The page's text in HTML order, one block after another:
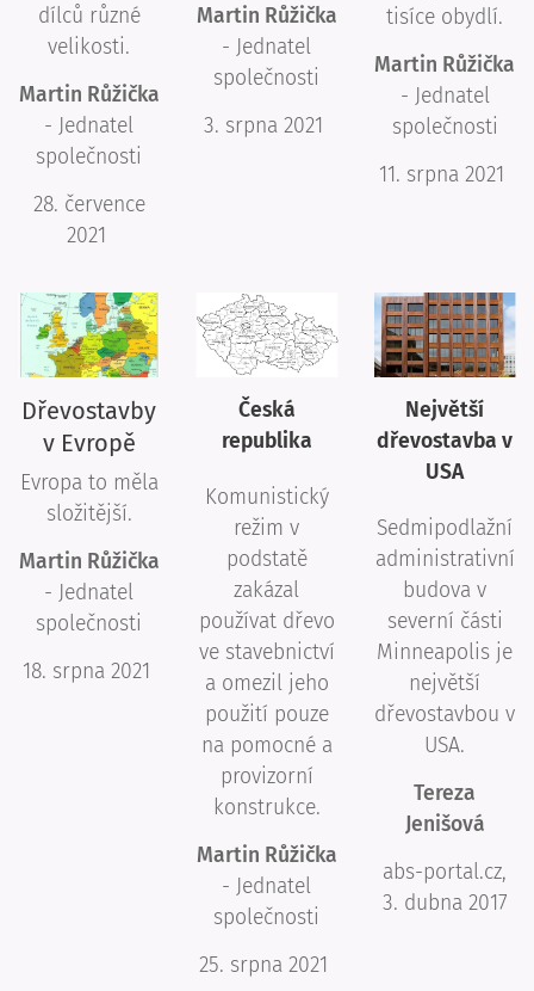
dílců různé
velikosti.
Martin Růžička
- Jednatel
společnosti
28. července
2021
Martin Růžička
- Jednatel
společnosti
3. srpna 2021
tisíce obydlí.
Martin Růžička
- Jednatel
společnosti
11. srpna 2021
Dřevostavby
v Evropě
Evropa to měla
složitější.
Martin Růžička
- Jednatel
společnosti
18. srpna 2021
Česká
republika
Komunistický
režim v
podstatě
zakázal
používat dřevo
ve stavebnictví
a omezil jeho
použití pouze
na pomocné a
provizorní
konstrukce.
Martin Růžička
- Jednatel
společnosti
25. srpna 2021
Největší
dřevostavba v
USA
Sedmipodlažní
administrativní
budova v
severní části
Minneapolis je
největší
dřevostavbou v
USA.
Tereza
Jenišová
abs-portal.cz,
3. dubna 2017